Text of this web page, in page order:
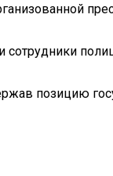
позицию